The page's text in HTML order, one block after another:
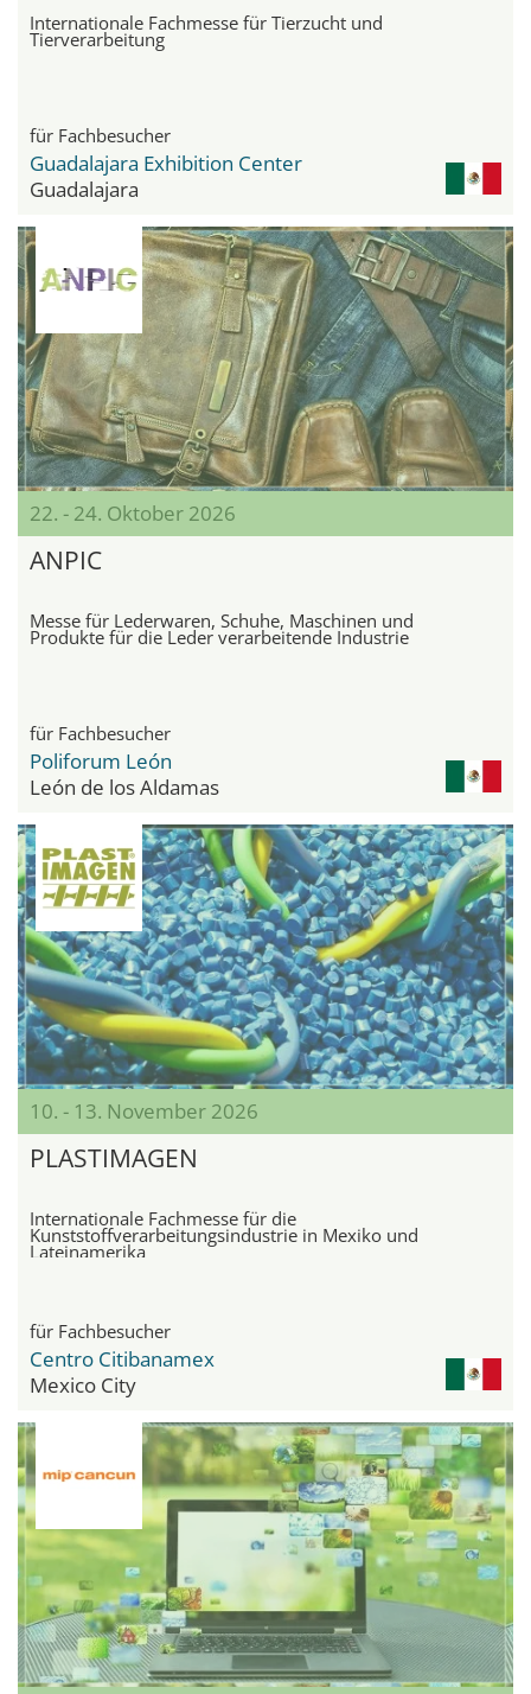
Internationale Fachmesse für Tierzucht und
Tierverarbeitung
für Fachbesucher
Guadalajara Exhibition Center
Guadalajara
22. - 24. Oktober 2026
ANPIC
Messe für Lederwaren, Schuhe, Maschinen und
Produkte für die Leder verarbeitende Industrie
für Fachbesucher
Poliforum León
León de los Aldamas
10. - 13. November 2026
PLASTIMAGEN
Internationale Fachmesse für die
Kunststoffverarbeitungsindustrie in Mexiko und
Lateinamerika
für Fachbesucher
Centro Citibanamex
Mexico City